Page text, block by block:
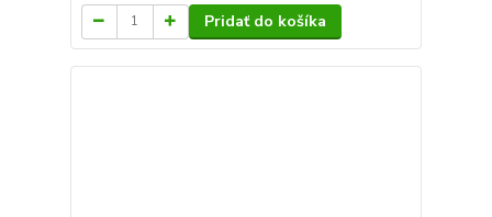
Pridať do košíka